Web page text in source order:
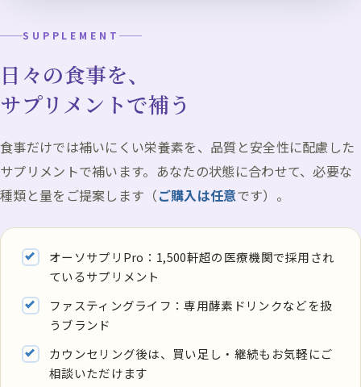
SUPPLEMENT
日々の食事を、
サプリメントで補う
食事だけでは補いにくい栄養素を、品質と安全性に配慮した
サプリメントで補います。あなたの状態に合わせて、必要な
種類と量をご提案します（ご購入は任意です）。
オーソサプリPro：1,500軒超の医療機関で採用され
ているサプリメント
ファスティングライフ：専用酵素ドリンクなどを扱
うブランド
カウンセリング後は、買い足し・継続もお気軽にご
相談いただけます